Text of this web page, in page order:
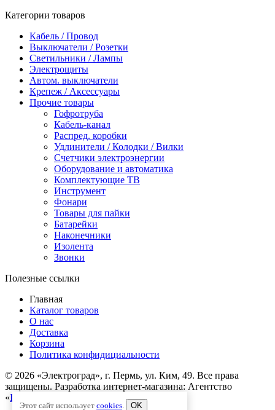
Категории товаров
Кабель / Провод
Выключатели / Розетки
Светильники / Лампы
Электрощиты
Автом. выключатели
Крепеж / Аксессуары
Прочие товары
Гофротруба
Кабель-канал
Распред. коробки
Удлинители / Колодки / Вилки
Счетчики электроэнергии
Оборудование и автоматика
Комплектующие ТВ
Инструмент
Фонари
Товары для пайки
Батарейки
Наконечники
Изолента
Звонки
Полезные ссылки
Главная
Каталог товаров
О нас
Доставка
Корзина
Политика конфидициальности
© 2026 «Электроград», г. Пермь, ул. Ким, 49. Все права
защищены. Разработка интернет-магазина: Агентство
«IronGoal
Этот сайт использует cookies. OK